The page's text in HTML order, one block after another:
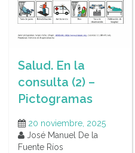
Salud. En la
consulta (2) –
Pictogramas
20 noviembre, 2025
José Manuel De la
Fuente Ríos